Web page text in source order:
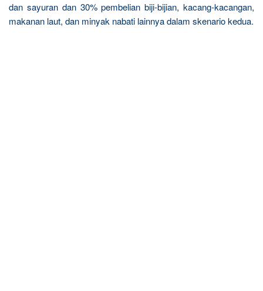
dan sayuran dan 30% pembelian biji-bijian, kacang-kacangan,
makanan laut, dan minyak nabati lainnya dalam skenario kedua.